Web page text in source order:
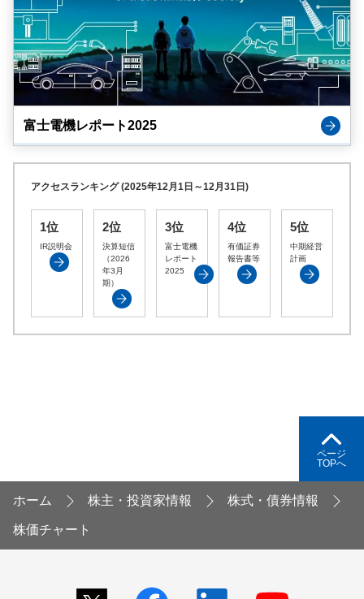
富士電機レポート2025
アクセスランキング (2025年12月1日～12月31日)
1位
IR説明会
2位
決算短信
（2026
年3月
期）
3位
富士電機
レポート
2025
4位
有価証券
報告書等
5位
中期経営
計画
ページ
TOPへ
ホーム 株主・投資家情報 株式・債券情報
株価チャート